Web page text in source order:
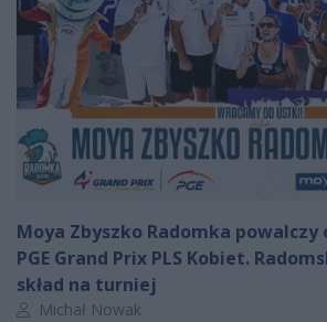
Moya Zbyszko Radomka
PGE Grand Prix PLS Kobiet.
skład na turniej
Autor artykułu:
Michał Nowak